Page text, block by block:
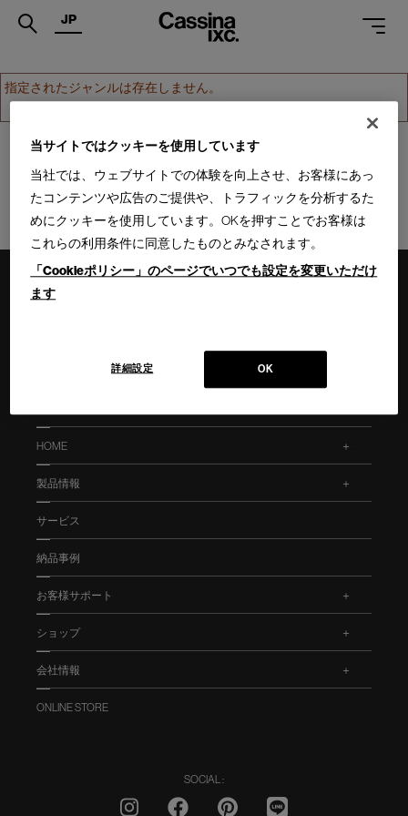
.
SERVICES
PROJECTS
MAGAZINE
SHOPS
PROFESSIONAL
JP
指定されたジャンルは存在しません。
ホームへ戻る
HOME
製品情報
サービス
納品事例
お客様サポート
ショップ
会社情報
ONLINE STORE
SOCIAL :
当サイトではクッキーを使用しています
当社では、ウェブサイトでの体験を向上させ、お客様にあっ
たコンテンツや広告のご提供や、トラフィックを分析するた
めにクッキーを使用しています。OKを押すことでお客様は
これらの利用条件に同意したものとみなされます。
「Cookieポリシー」のページでいつでも設定を変更いただけ
ます
OK
詳細設定